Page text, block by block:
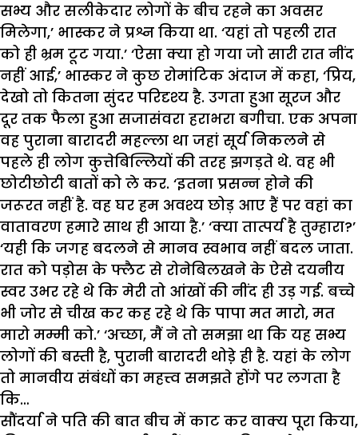
सभ्य और सलीकेदार लोगों के बीच रहने का अवसर
मिलेगा,’ भास्कर ने प्रश्न किया था. ‘यहां तो पहली रात
को ही भ्रम टूट गया.’ ‘ऐसा क्या हो गया जो सारी रात नींद
नहीं आई,’ भास्कर ने कुछ रोमांटिक अंदाज में कहा, ‘प्रिय,
देखो तो कितना सुंदर परिदृश्य है. उगता हुआ सूरज और
दूर तक फैला हुआ सजासंवरा हराभरा बगीचा. एक अपना
वह पुराना बारादरी महल्ला था जहां सूर्य निकलने से
पहले ही लोग कुत्तेबिल्लियों की तरह झगड़ते थे. वह भी
छोटीछोटी बातों को ले कर. ‘इतना प्रसन्न होने की
जरूरत नहीं है. वह घर हम अवश्य छोड़ आए हैं पर वहां का
वातावरण हमारे साथ ही आया है.’ ‘क्या तात्पर्य है तुम्हारा?’
‘यही कि जगह बदलने से मानव स्वभाव नहीं बदल जाता.
रात को पड़ोस के फ्लैट से रोनेबिलखने के ऐसे दयनीय
स्वर उभर रहे थे कि मेरी तो आंखों की नींद ही उड़ गई. बच्चे
भी जोर से चीख कर कह रहे थे कि पापा मत मारो, मत
मारो मम्मी को.’ ‘अच्छा, मैं ने तो समझा था कि यह सभ्य
लोगों की बस्ती है, पुरानी बारादरी थोडे़ ही है. यहां के लोग
तो मानवीय संबंधों का महत्त्व समझते होंगे पर लगता है
कि…
सौंदर्या ने पति की बात बीच में काट कर वाक्य पूरा किया,